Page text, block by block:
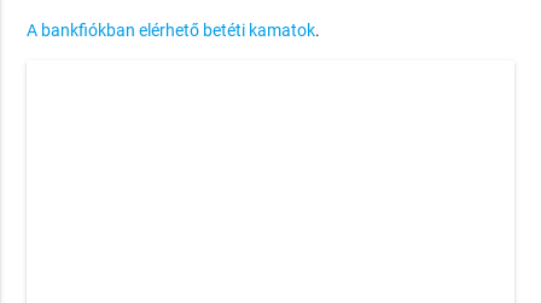
A bankfiókban elérhető betéti kamatok.